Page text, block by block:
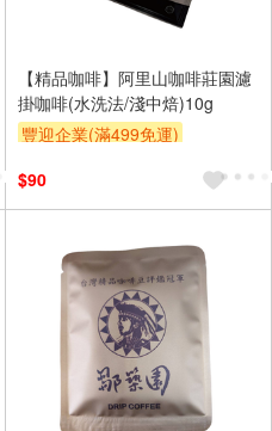
【精品咖啡】阿里山咖啡莊園濾
掛咖啡(水洗法/淺中焙)10g
豐迎企業(滿499免運)
$90